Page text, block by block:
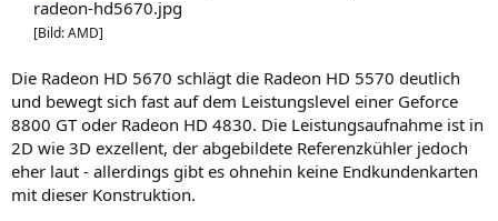
[Bild: AMD]
Die Radeon HD 5670 schlägt die Radeon HD 5570 deutlich
und bewegt sich fast auf dem Leistungslevel einer Geforce
8800 GT oder Radeon HD 4830. Die Leistungsaufnahme ist in
2D wie 3D exzellent, der abgebildete Referenzkühler jedoch
eher laut - allerdings gibt es ohnehin keine Endkundenkarten
mit dieser Konstruktion.